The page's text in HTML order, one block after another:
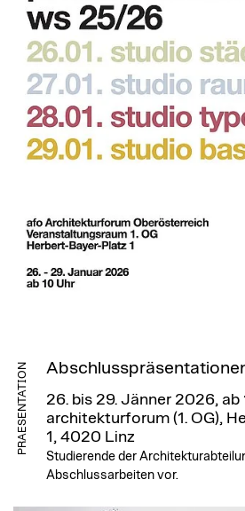
PRAESENTATION 26. bis 29. Jänner 2026, ab
architekturforum (1. OG),
1, 4020 Linz
Studierende der
Abschlussarbeiten vor.